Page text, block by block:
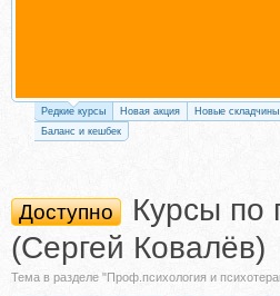
Редкие курсы Новая акция Новые складчины
Баланс и кешбек
Доступно
Курсы по
(Сергей Ковалёв)
Тема в разделе "Проф.психология и